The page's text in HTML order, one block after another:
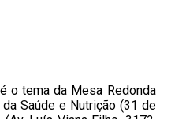
o tema da Mesa Redonda
Saúde e Nutrição (31 de